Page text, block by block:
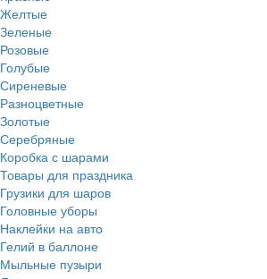
Желтые
Зеленые
Розовые
Голубые
Сиреневые
Разноцветные
Золотые
Серебряные
Коробка с шарами
Товары для праздника
Грузики для шаров
Головные уборы
Наклейки на авто
Гелий в баллоне
Мыльные пузыри